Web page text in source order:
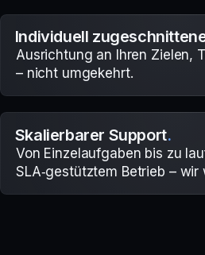
Individuell
Ausrichtung an Ihren Zielen,
– nicht umgekehrt.
Skalierbarer Support.
Von Einzelaufgaben bis zu
SLA‑gestütztem Betrieb –